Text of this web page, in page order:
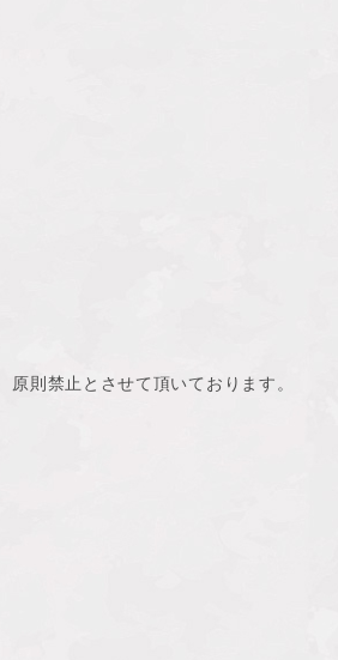
則禁止とさせて頂いております。